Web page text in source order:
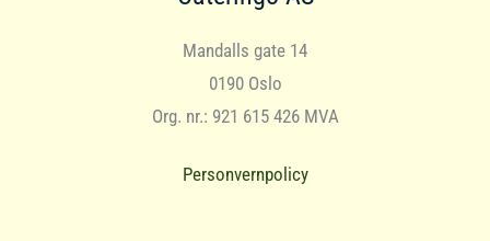
Mandalls gate 14
0190 Oslo
Org. nr.: 921 615 426 MVA
Personvernpolicy